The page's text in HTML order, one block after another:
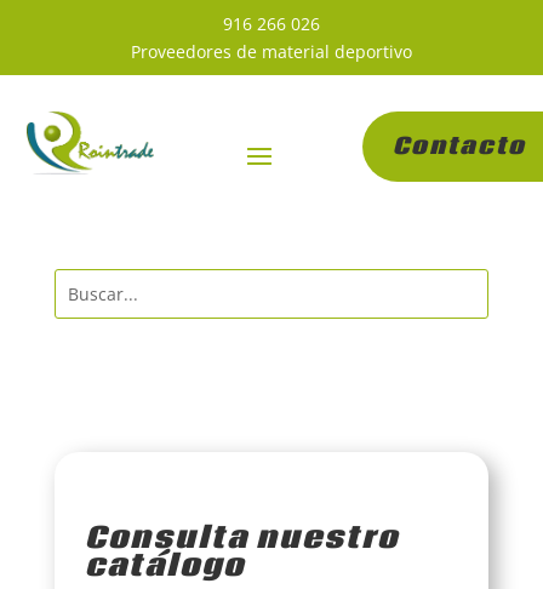
916 266 026
Proveedores de material deportivo
Contacto
Consulta nuestro
catálogo